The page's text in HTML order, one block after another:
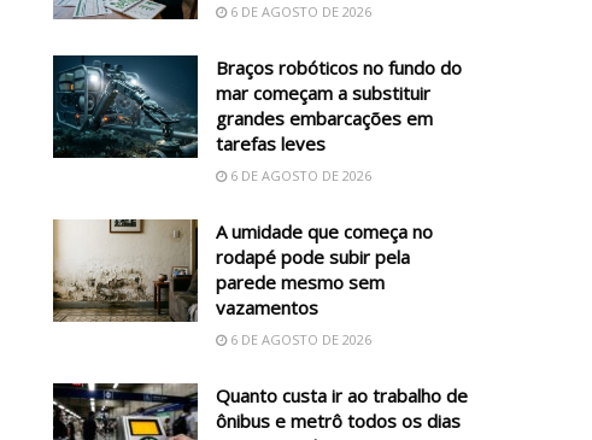
6 DE AGOSTO DE 2026
Braços robóticos no fundo do
mar começam a substituir
grandes embarcações em
tarefas leves
6 DE AGOSTO DE 2026
A umidade que começa no
rodapé pode subir pela
parede mesmo sem
vazamentos
6 DE AGOSTO DE 2026
Quanto custa ir ao trabalho de
ônibus e metrô todos os dias